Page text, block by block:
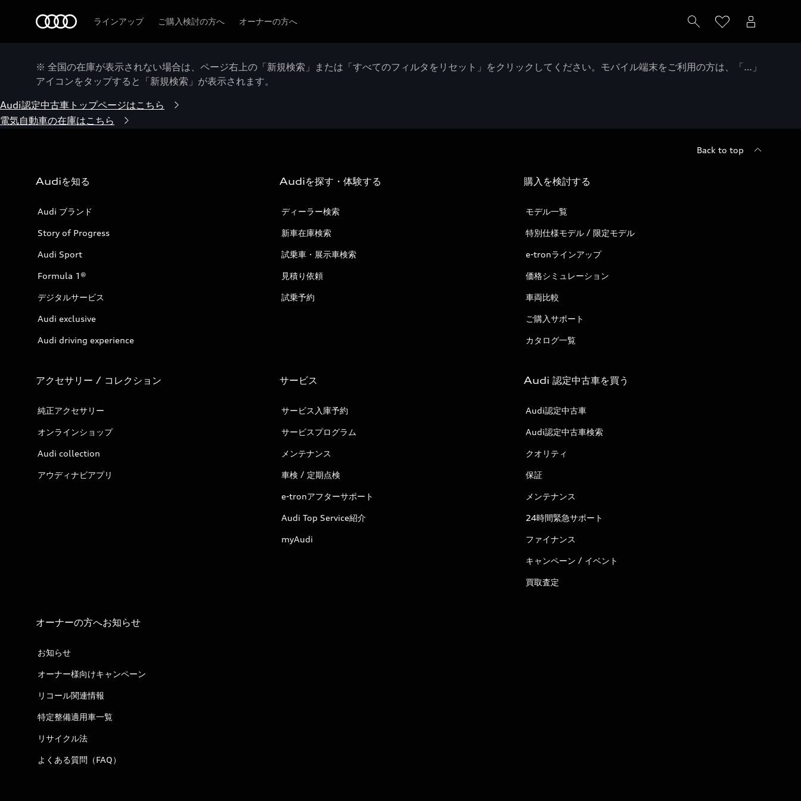
ラインアップ ご購入検討の方へ オーナーの方へ
※ 全国の在庫が表示されない場合は、ページ右上の「新規検索」または「すべてのフィルタをリセット」をクリックしてください。モバイル端末をご利用の方は、「…」
アイコンをタップすると「新規検索」が表示されます。
Audi認定中古車トップページはこちら
電気自動車の在庫はこちら
Back to top
Audiを知る
Audi ブランド
Story of Progress
Audi Sport
Formula 1®
デジタルサービス
Audi exclusive
Audi driving experience
Audiを探す・体験する
ディーラー検索
新車在庫検索
試乗車・展示車検索
見積り依頼
試乗予約
購入を検討する
モデル一覧
特別仕様モデル / 限定モデル
e-tronラインアップ
価格シミュレーション
車両比較
ご購入サポート
カタログ一覧
アクセサリー / コレクション
純正アクセサリー
オンラインショップ
Audi collection
アウディナビアプリ
サービス
サービス入庫予約
サービスプログラム
メンテナンス
車検 / 定期点検
e-tronアフターサポート
Audi Top Service紹介
myAudi
Audi 認定中古車を買う
Audi認定中古車
Audi認定中古車検索
クオリティ
保証
メンテナンス
24時間緊急サポート
ファイナンス
キャンペーン / イベント
買取査定
オーナーの方へお知らせ
お知らせ
オーナー様向けキャンペーン
リコール関連情報
特定整備適用車一覧
リサイクル法
よくある質問（FAQ）